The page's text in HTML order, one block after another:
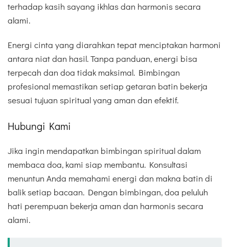
terhadap kasih sayang ikhlas dan harmonis secara
alami.
Energi cinta yang diarahkan tepat menciptakan harmoni
antara niat dan hasil. Tanpa panduan, energi bisa
terpecah dan doa tidak maksimal. Bimbingan
profesional memastikan setiap getaran batin bekerja
sesuai tujuan spiritual yang aman dan efektif.
Hubungi Kami
Jika ingin mendapatkan bimbingan spiritual dalam
membaca doa, kami siap membantu. Konsultasi
menuntun Anda memahami energi dan makna batin di
balik setiap bacaan. Dengan bimbingan, doa peluluh
hati perempuan bekerja aman dan harmonis secara
alami.